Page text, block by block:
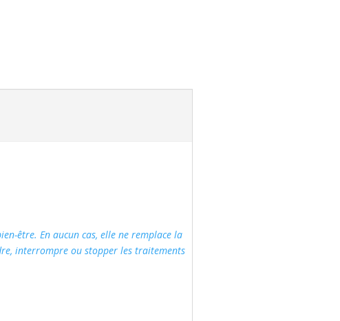
être. En aucun cas, elle ne remplace la
interrompre ou stopper les traitements